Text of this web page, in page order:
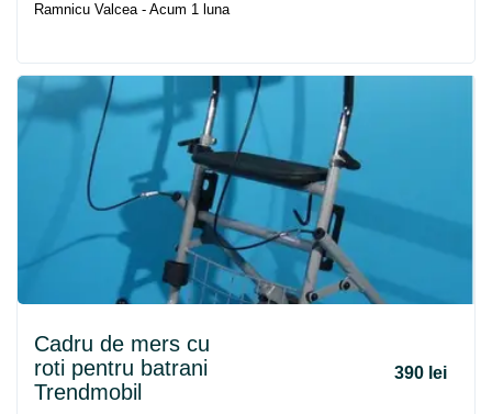
Ramnicu Valcea - Acum 1 luna
Cadru de mers cu
roti pentru batrani
Trendmobil
390 lei